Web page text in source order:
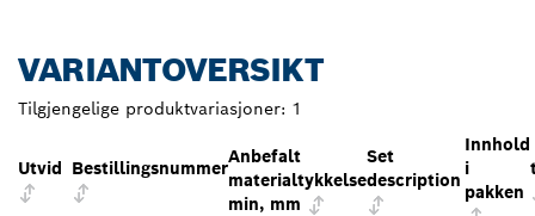
VARIANTOVERSIKT
Tilgjengelige produktvariasjoner: 1
Utvid Bestillingsnummer
Anbefalt
materialtykkelse
min, mm
Set
description
Innhold
i
pakken